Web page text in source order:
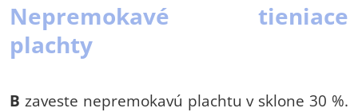
Nepremokavé tieniace
plachty
B zaveste nepremokavú plachtu v sklone 30 %.